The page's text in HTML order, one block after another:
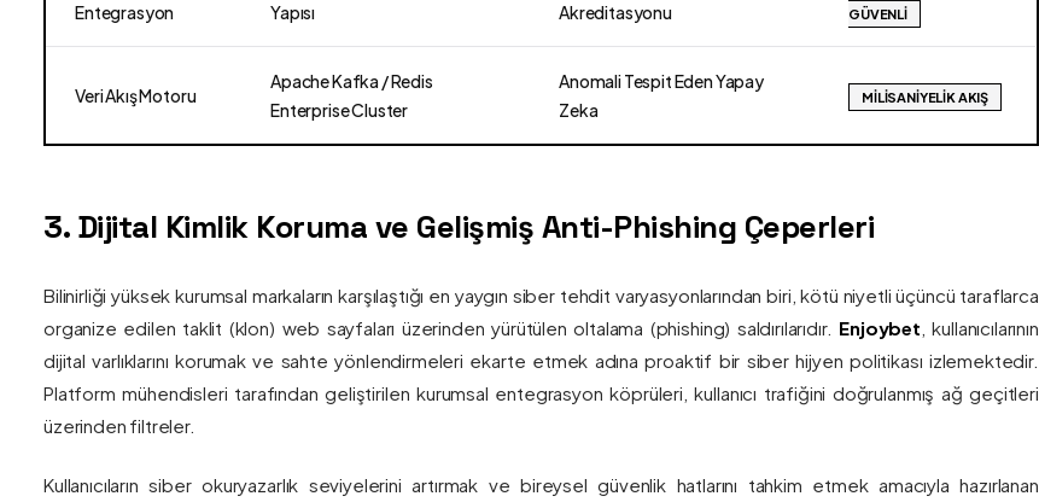
Entegrasyon
Yapısı
Akreditasyonu
GÜVENLI
Veri Akış Motoru
Apache Kafka / Redis
Enterprise Cluster
Anomali Tespit Eden Yapay
Zeka
MILISANIYELIK AKIŞ
3. Dijital Kimlik Koruma ve Gelişmiş Anti-Phishing Çeperleri
Bilinirliği yüksek kurumsal markaların karşılaştığı en yaygın siber tehdit varyasyonlarından biri, kötü niyetli üçüncü taraflarca
organize edilen taklit (klon) web sayfaları üzerinden yürütülen oltalama (phishing) saldırılarıdır. Enjoybet , kullanıcılarının
dijital varlıklarını korumak ve sahte yönlendirmeleri ekarte etmek adına proaktif bir siber hijyen politikası izlemektedir.
Platform mühendisleri tarafından geliştirilen kurumsal entegrasyon köprüleri, kullanıcı trafiğini doğrulanmış ağ geçitleri
üzerinden filtreler.
Kullanıcıların siber okuryazarlık seviyelerini artırmak ve bireysel güvenlik hatlarını tahkim etmek amacıyla hazırlanan